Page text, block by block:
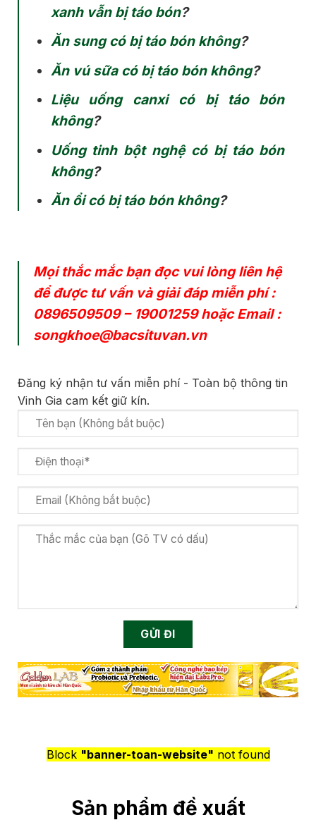
xanh vẫn bị táo bón?
Ăn sung có bị táo bón không?
Ăn vú sữa có bị táo bón không?
Liệu uống canxi có bị táo bón
không?
Uống tinh bột nghệ có bị táo bón
không?
Ăn ổi có bị táo bón không?
Mọi thắc mắc bạn đọc vui lòng liên hệ
để được tư vấn và giải đáp miễn phí :
0896509509– 19001259hoặc Email :
songkhoe@bacsituvan.vn
Đăng ký nhận tư vấn miễn phí - Toàn bộ thông tin
Vinh Gia cam kết giữ kín.
Block "banner-toan-website" not found
Sản phẩm đề xuất